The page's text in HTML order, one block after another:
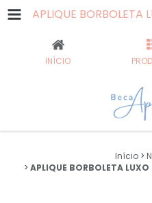
INÍCIO
Início >
> APLIQUE BORBOLETA